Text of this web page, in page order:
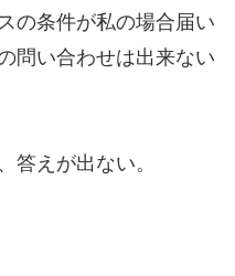
の条件が私の場合届い
問い合わせは出来ない
答えが出ない。